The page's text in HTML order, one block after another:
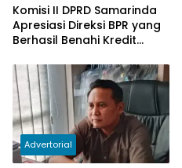
Komisi II DPRD Samarinda
Apresiasi Direksi BPR yang
Berhasil Benahi Kredit
Advertorial